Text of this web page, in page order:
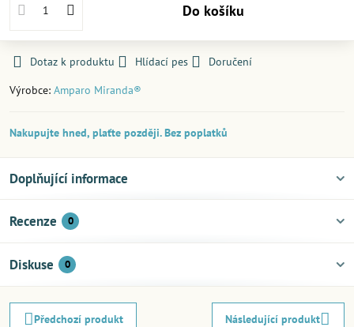
Do košíku
Dotaz k produktu Hlídací pes
Doručení
Výrobce: Amparo Miranda®
Nakupujte hned, plaťte později. Bez poplatků
Doplňující informace
Recenze 0
Diskuse 0
Předchozí produkt Následující produkt